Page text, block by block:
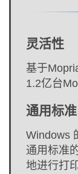
灵活性
基于
1.2亿台
通用标准
Windows
通用标准
地进行打印